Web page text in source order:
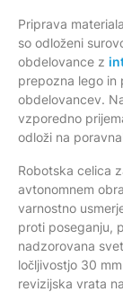
Priprava
so odloženi
obdelovance z
prepozna lego in
obdelovancev.
vzporedno
odloži na
Robotska celica
avtonomnem
varnostno
proti poseganju,
nadzorovana
ločljivostjo 30
revizijska vrata